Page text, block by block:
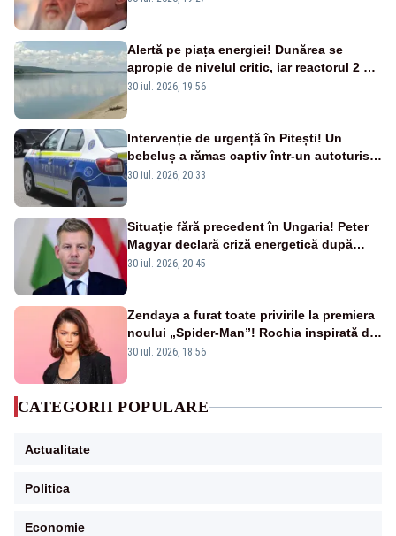
Alertă pe piața energiei! Dunărea se
apropie de nivelul critic, iar reactorul 2 de
la Cernavodă ar putea fi oprit
30 iul. 2026, 19:56
Intervenție de urgență în Pitești! Un
bebeluș a rămas captiv într-un autoturism
din cauza unei defecțiuni
30 iul. 2026, 20:33
Situație fără precedent în Ungaria! Peter
Magyar declară criză energetică după
oprirea centralei de la Paks
30 iul. 2026, 20:45
Zendaya a furat toate privirile la premiera
noului „Spider-Man”! Rochia inspirată de
pânza de păianjen a făcut senzație
30 iul. 2026, 18:56
CATEGORII POPULARE
Actualitate
Politica
Economie